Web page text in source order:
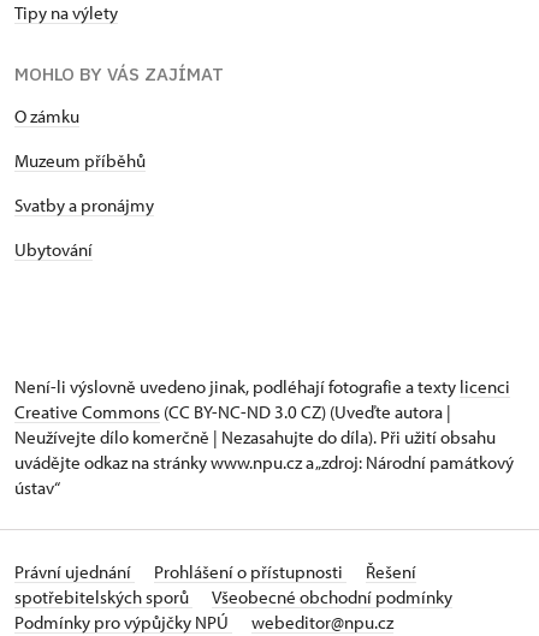
Tipy na výlety
MOHLO BY VÁS ZAJÍMAT
O zámku
Muzeum příběhů
Svatby a pronájmy
Ubytování
Není-li výslovně uvedeno jinak, podléhají fotografie a texty licenci
Creative Commons (CC BY-NC-ND 3.0 CZ) (Uveďte autora |
Neužívejte dílo komerčně | Nezasahujte do díla). Při užití obsahu
uvádějte odkaz na stránky www.npu.cz a „zdroj: Národní památkový
ústav“
Právní ujednání Prohlášení o přístupnosti
Řešení
spotřebitelských sporů
Všeobecné obchodní podmínky
Podmínky pro výpůjčky NPÚ
webeditor@npu.cz